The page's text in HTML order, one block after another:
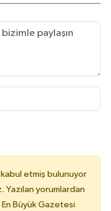
kabul etmiş bulunuyor
yorumlardan
Büyük Gazetesi